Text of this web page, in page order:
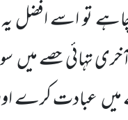
تو اسے افضل
تہائی حصے میں
عبادت کرے